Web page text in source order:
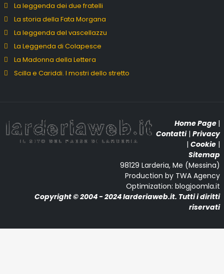
La leggenda dei due fratelli
La storia della Fata Morgana
La leggenda del vascellazzu
La Leggenda di Colapesce
La Madonna della Lettera
Scilla e Cariddi. I mostri dello stretto
Home Page |
Contatti| Privacy
| Cookie |
Sitemap
98129 Larderia, Me (Messina)
Production by TWA Agency
Optimization: blogjoomla.it
Copyright © 2004 - 2024 larderiaweb.it. Tutti i diritti
riservati